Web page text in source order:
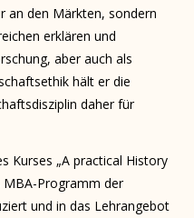
an den Märkten, sondern
erklären und
aber auch als
hält er die
daher für
Kurses „A practical History
MBA-Programm der
und in das Lehrangebot